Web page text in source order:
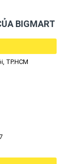
BIGMART
TP.HCM